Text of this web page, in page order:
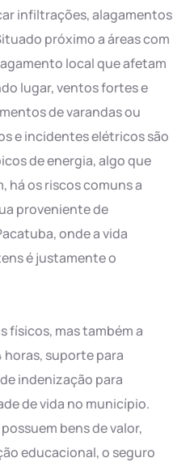
infiltrações, alagamentos
próximo a áreas com
local que afetam
lugar, ventos fortes e
de varandas ou
e incidentes elétricos são
de energia, algo que
há os riscos comuns a
proveniente de
onde a vida
é justamente o
físicos, mas também a
horas, suporte para
indenização para
de vida no município.
bens de valor,
educacional, o seguro